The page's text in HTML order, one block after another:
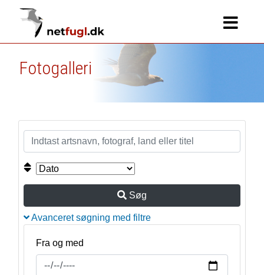
Fotogalleri
Søg
Avanceret søgning med filtre
Fra og med